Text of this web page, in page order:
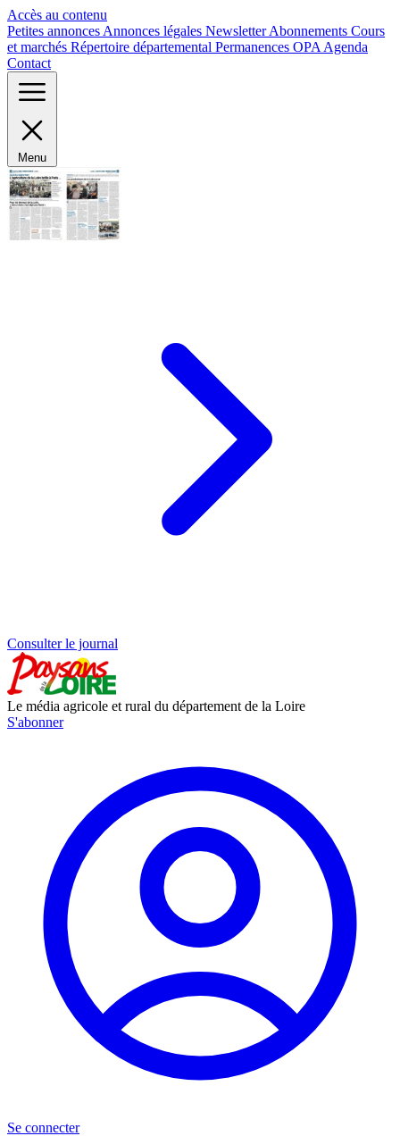
Accès au contenu
Petites annonces Annonces légales NewsletterAbonnements Cours
et marchés Répertoire départemental Permanences OPA Agenda
Contact
Menu
Consulter le journal
Le média agricole et rural du département de la Loire
S'abonner
Se connecter
Panneau de gestion des cookies